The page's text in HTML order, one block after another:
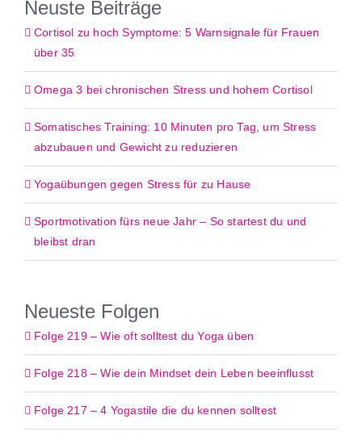
Neuste Beiträge
Cortisol zu hoch Symptome: 5 Warnsignale für Frauen
über 35
Omega 3 bei chronischen Stress und hohem Cortisol
Somatisches Training: 10 Minuten pro Tag, um Stress
abzubauen und Gewicht zu reduzieren
Yogaübungen gegen Stress für zu Hause
Sportmotivation fürs neue Jahr – So startest du und
bleibst dran
Neueste Folgen
Folge 219 – Wie oft solltest du Yoga üben
Folge 218 – Wie dein Mindset dein Leben beeinflusst
Folge 217 – 4 Yogastile die du kennen solltest